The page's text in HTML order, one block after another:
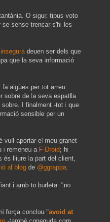
O sigui: tipus voto
sense trencar-s'hi les
deuen ser dels que
que la seva informació
aigües per tot arreu.
sobre de la seva espatlla
I finalment -tot i que
sensible per un
vull aportar el meu granet
i remeneu a F-Droid; hi
és lliure la part del client,
al blog de @ggrappa.
i amb to burleta: "no
força conclou "avoid at